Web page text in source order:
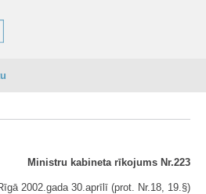
Ministru kabineta rīkojums Nr.223
2002.gada 30.aprīlī (prot. Nr.18, 19.§)